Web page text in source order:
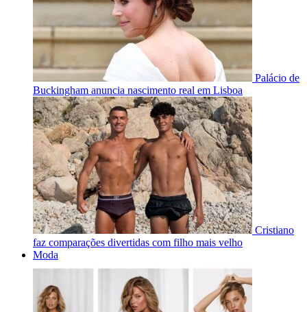
Palácio de
Buckingham anuncia nascimento real em Lisboa
Cristiano
faz comparações divertidas com filho mais velho
Moda